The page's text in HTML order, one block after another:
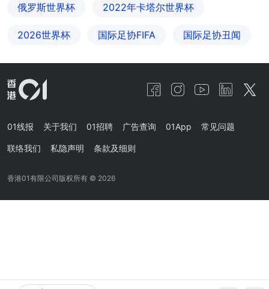
俄罗斯世界杯 2022年卡塔尔世界杯
2026世界杯 国际足协FIFA 国际足协丑闻
01线报 关于我们 01招聘 广告查询 01App 常见问题
联络我们 私隐声明 条款及细则
香港01有限公司版权所有 © 2026